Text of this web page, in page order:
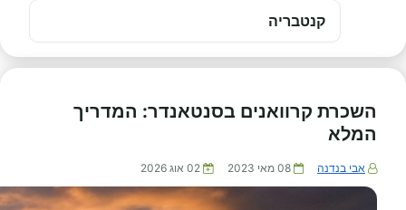
קנטבריה
השכרת קרוואנים בסנטאנדר: המדריך
המלא
אבי בנדנה 08 מאי 2023 02 אוג 2026